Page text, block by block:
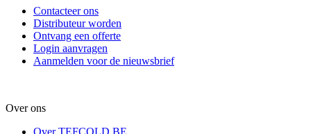
Contacteer ons
Distributeur worden
Ontvang een offerte
Login aanvragen
Aanmelden voor de nieuwsbrief
Over ons
Over TEFCOLD BE